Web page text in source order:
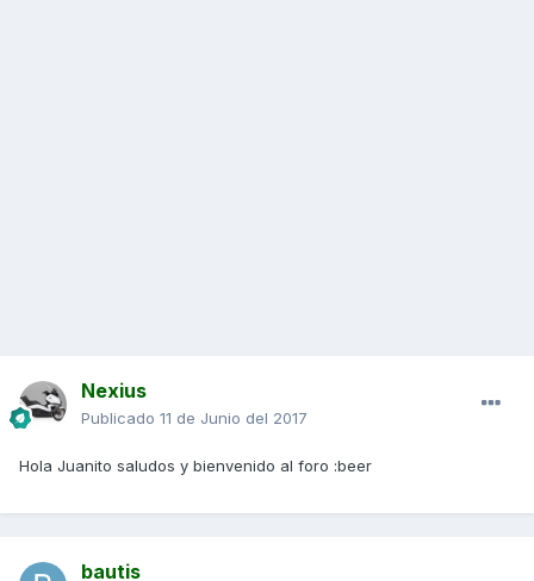
Nexius
Publicado 11 de Junio del 2017
Hola Juanito saludos y bienvenido al foro :beer
bautis